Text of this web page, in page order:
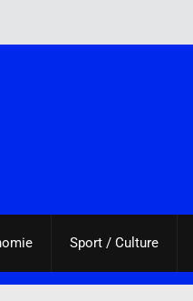
Sport / Culture